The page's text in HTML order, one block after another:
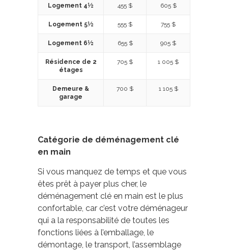
Logement 4½ 455 $ 605 $
Logement 5½ 555 $ 755 $
Logement 6½ 655 $ 905 $
Résidence de 2
étages
705 $ 1 005 $
Demeure &
garage
700 $ 1 105 $
Catégorie de déménagement clé
en main
Si vous manquez de temps et que vous
êtes prêt à payer plus cher, le
déménagement clé en main est le plus
confortable, car c’est votre déménageur
qui a la responsabilité de toutes les
fonctions liées à l’emballage, le
démontage, le transport, l’assemblage